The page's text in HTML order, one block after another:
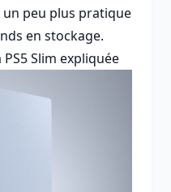
un peu plus pratique
en stockage.
Slim expliquée